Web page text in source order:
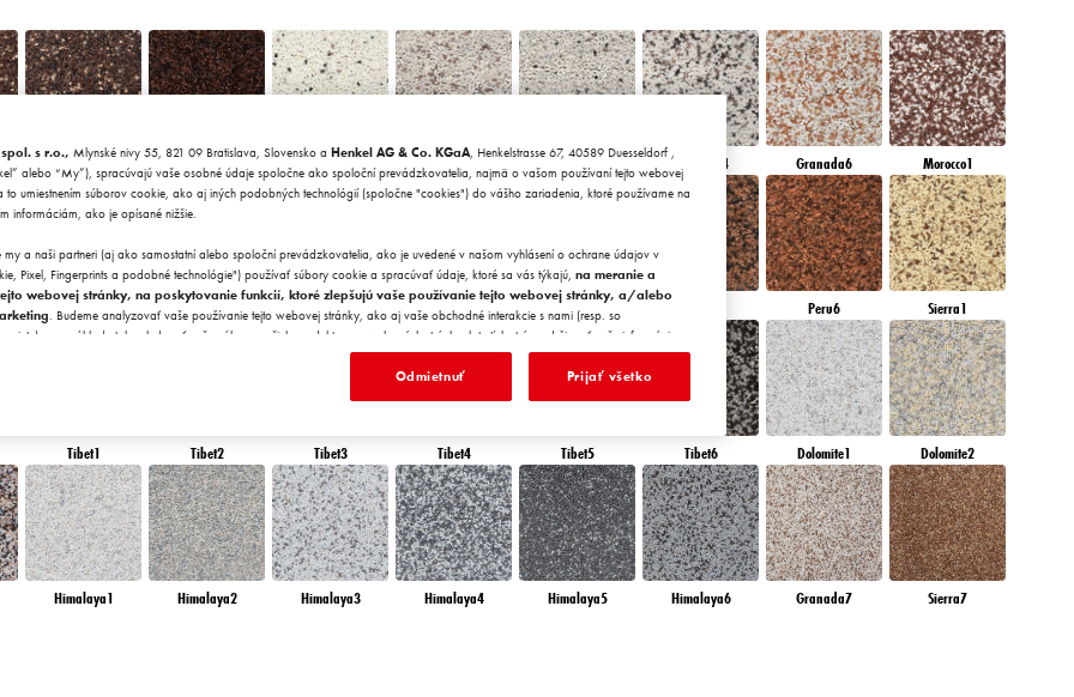
Chile5 Chile6 Granada1 Granada2 Granada3 Granada4 Granada6 Morocco1
Morocco6 Peru1 Peru2 Peru3 Peru4 Peru6 Sierra1
Tibet1 Tibet2 Tibet3 Tibet4 Tibet5 Tibet6 Dolomite1 Dolomite2
Himalaya1 Himalaya2 Himalaya3 Himalaya4 Himalaya5 Himalaya6 Granada7 Sierra7
spol. s r.o., Mlynské nivy 55, 821 09 Bratislava, Slovensko a Henkel AG & Co. KGaA, Henkelstrasse 67, 40589 Duesseldorf ,
alebo “My”), spracúvajú vaše osobné údaje spoločne ako spoloční prevádzkovatelia, najmä o vašom používaní tejto webovej
to umiestnením súborov cookie, ako aj iných podobných technológií (spoločne "cookies") do vášho zariadenia, ktoré používame na
informáciám, ako je opísané nižšie.
my a naši partneri (aj ako samostatní alebo spoloční prevádzkovatelia, ako je uvedené v našom vyhlásení o ochrane údajov v
Pixel, Fingerprints a podobné technológie") používať súbory cookie a spracúvať údaje, ktoré sa vás týkajú, na meranie a
webovej stránky, na poskytovanie funkcií, ktoré zlepšujú vaše používanie tejto webovej stránky, a/alebo
. Budeme analyzovať vaše používanie tejto webovej stránky, ako aj vaše obchodné interakcie s nami (resp. so
a na základe toho sledovať vaše nákupy našich produktov na webových stránkach tretích strán, udržiavať naše informácie o
a vytvárať o vás individuálne profily, ktoré môžu byť obohatené o údaje získané od tretích strán a iných webových stránok. Tieto
marketingové účely, najmä na zobrazovanie reklám, ktoré by vás mohli zaujímať (napríklad na základe vašich
na tejto webovej lokalite a v iných médiách (tretích strán) prostredníctvom zariadení, ktoré boli pridelené vám alebo vašej
vašich údajov nájdete v našom vyhlásení o ochrane údajov, ktoré je uvedené v pätičke (časť "Cookies, pixely, odtlačky prstov a
súhlas môžete kedykoľvek odvolať s účinnosťou do budúcnosti vypnutím súborov cookie na našej webovej stránke v časti
prepojenej v pätičke. Ďalšie informácie týkajúce sa súborov cookie používaných na tejto webovej lokalite, najmä doby ich
informáciách o jednotlivých súboroch cookie, ktoré sú k dispozícii po kliknutí na tlačidlo "upraviť" nižšie".
nájsť viac informácií o spracovaní vašich údajov/používaní súborov cookie a povoliť ich na jeden alebo viacero vyššie
na "Prijať všetko" súhlasíte s používaním súborov cookie, ako aj so spracovaním vašich osobných údajov na všetky vyššie uvedené
budú sa používať len súbory cookie, ktoré sú technicky nevyhnutné na poskytovanie tejto webovej stránky.
Odmietnuť Prijať všetko